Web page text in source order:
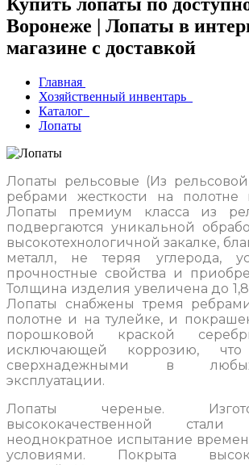
Купить лопаты по
Воронеже | Лопаты в
магазине с доставкой
Главная
Хозяйственный инвентарь
Каталог
Лопаты
Лопаты рельсовые (Из
ребрами жесткости на полотне
Лопаты премиум класса из
подвергаются уникальной
высокотехнологичной закалке,
металл, не теряя углерода,
прочностные свойства и
Толщина изделия увеличена до
Лопаты снабжены тремя
полотне и на тулейке, и
порошковой краской
исключающей коррозию,
сверхнадежными в
эксплуатации.
Лопаты череные.
высококачественной
неоднократное испытание
условиями. Покрыта